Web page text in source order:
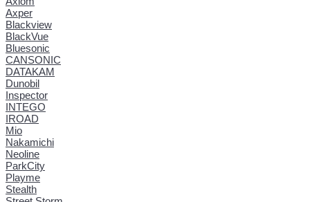
Axper
Blackview
BlackVue
Bluesonic
CANSONIC
DATAKAM
Dunobil
Inspector
INTEGO
IROAD
Mio
Nakamichi
Neoline
ParkCity
Playme
Stealth